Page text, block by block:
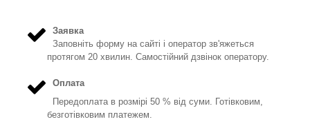
Заявка
Заповніть форму на сайті і оператор зв'яжеться
протягом 20 хвилин. Самостійний дзвінок оператору.
Оплата
Передоплата в розмірі 50 % від суми. Готівковим,
безготівковим платежем.